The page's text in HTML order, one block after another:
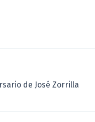
de José Zorrilla